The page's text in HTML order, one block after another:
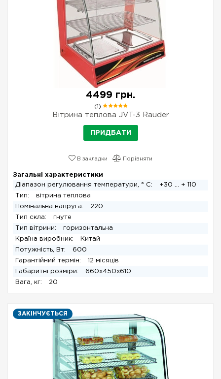
4499 грн.
(1)
Вітрина теплова JVT-3 Rauder
ПРИДБАТИ
В закладки Порівняти
Загальні характеристики
Діапазон регулювання температури, ° C:
+30 ... + 110
Тип:
вітрина теплова
Номінальна напруга:
220
Тип скла:
гнуте
Тип вітрини:
горизонтальна
Країна виробник:
Китай
Потужність, Вт:
600
Гарантійний термін:
12 місяців
Габаритні розміри:
660x450x610
Вага, кг:
20
ЗАКІНЧУЄТЬСЯ